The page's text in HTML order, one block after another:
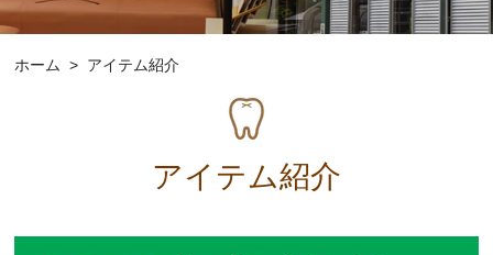
ホーム > アイテム紹介
アイテム紹介